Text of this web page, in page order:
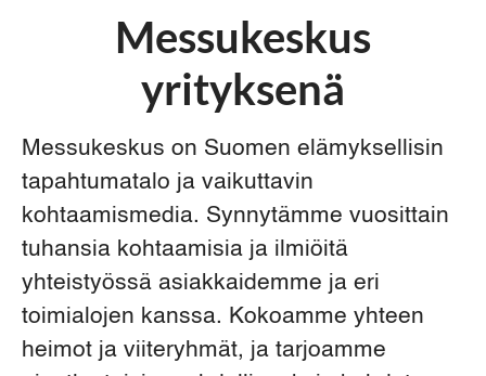
Messukeskus
yrityksenä
Messukeskus on Suomen elämyksellisin
tapahtumatalo ja vaikuttavin
kohtaamismedia. Synnytämme vuosittain
tuhansia kohtaamisia ja ilmiöitä
yhteistyössä asiakkaidemme ja eri
toimialojen kanssa. Kokoamme yhteen
heimot ja viiteryhmät, ja tarjoamme